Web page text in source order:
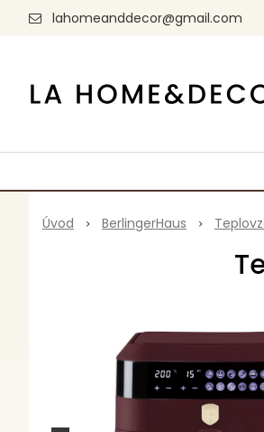
lahomeanddecor@gmail.com
Úvod BerlingerHaus